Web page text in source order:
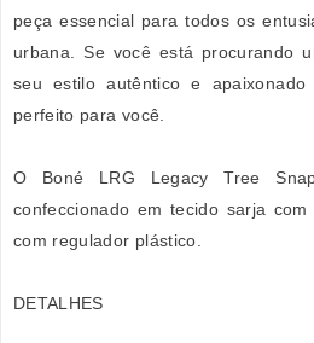
peça essencial para todos os
urbana. Se você está procurando
seu estilo autêntico e
perfeito para você.
O Boné LRG Legacy Tree
confeccionado em tecido sarja
com regulador plástico.
DETALHES